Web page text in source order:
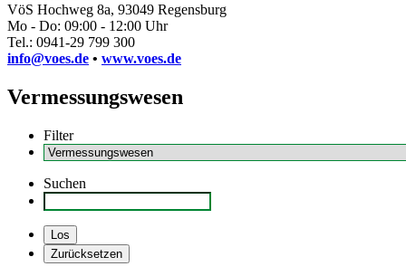
VöS Hochweg 8a, 93049 Regensburg
Mo - Do: 09:00 - 12:00 Uhr
Tel.: 0941-29 799 300
info@voes.de • www.voes.de
Vermessungswesen
Filter
Suchen